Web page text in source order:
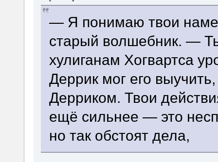
— Я понимаю твои
старый волшебник. —
хулиганам Хогвартса
Деррик мог его
Дерриком. Твои
ещё сильнее — это
но так обстоят дела,